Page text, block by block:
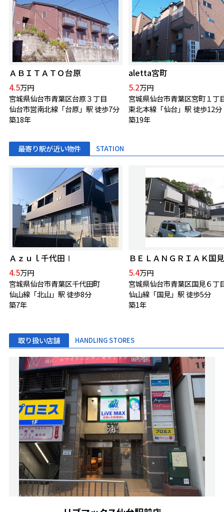
ＡＢＩＴＡＴＯ台原
4.5万円
宮城県仙台市青葉区台原３丁目
仙台市営南北線「台原」駅 徒歩7分
築18年
aletta宮町
5.2万円
宮城県仙台市青葉区宮町１丁
東北本線「仙台」駅 徒歩12分
築19年
最寄り駅が近い物件 STATION
Ａｚｕｌ千代田Ⅰ
4.5万円
宮城県仙台市青葉区千代田町
仙山線「北山」駅 徒歩8分
築7年
ＢＥＬＡＮＧＲＩＡＫ国見
5.4万円
宮城県仙台市青葉区国見６丁
仙山線「国見」駅 徒歩5分
築1年
取り扱い店舗 HANDLING STORES